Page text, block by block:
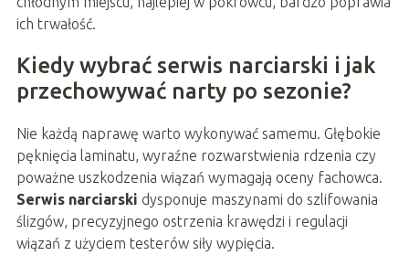
ich trwałość.
Kiedy wybrać serwis narciarski i jak
przechowywać narty po sezonie?
Nie każdą naprawę warto wykonywać samemu. Głębokie
pęknięcia laminatu, wyraźne rozwarstwienia rdzenia czy
poważne uszkodzenia wiązań wymagają oceny fachowca.
Serwis narciarski dysponuje maszynami do szlifowania
ślizgów, precyzyjnego ostrzenia krawędzi i regulacji
wiązań z użyciem testerów siły wypięcia.